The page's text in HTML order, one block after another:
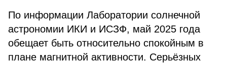
По информации Лаборатории солнечной
астрономии ИКИ и ИСЗФ, май 2025 года
обещает быть относительно спокойным в
плане магнитной активности. Серьёзных